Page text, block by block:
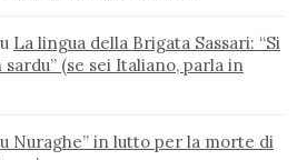
La lingua della Brigata Sassari: “Si
(se sei Italiano, parla in
Nuraghe” in lutto per la morte di